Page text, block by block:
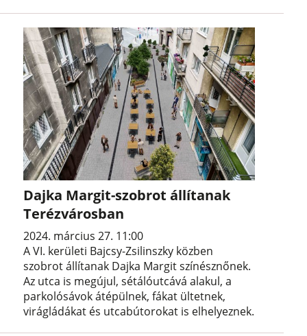
Dajka Margit-szobrot állítanak
Terézvárosban
2024. március 27. 11:00
A VI. kerületi Bajcsy-Zsilinszky közben
szobrot állítanak Dajka Margit színésznőnek.
Az utca is megújul, sétálóutcává alakul, a
parkolósávok átépülnek, fákat ültetnek,
virágládákat és utcabútorokat is elhelyeznek.